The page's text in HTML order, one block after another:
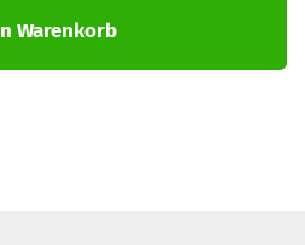
Warenkorb